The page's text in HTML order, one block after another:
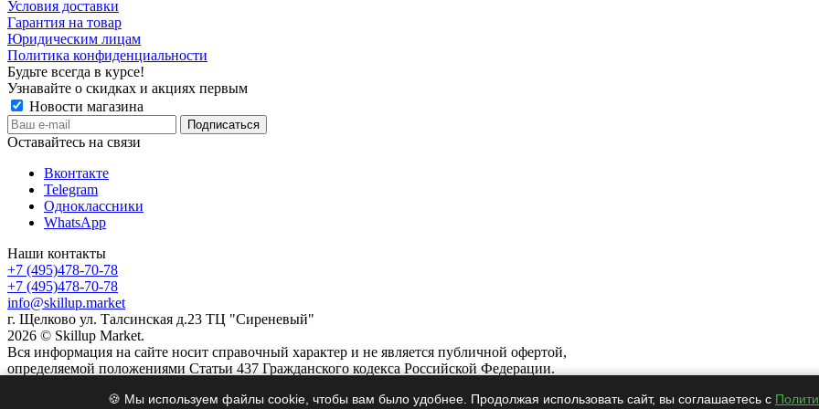
Условия доставки
Гарантия на товар
Юридическим лицам
Политика конфиденциальности
Будьте всегда в курсе!
Узнавайте о скидках и акциях первым
Новости магазина
Оставайтесь на связи
Вконтакте
Telegram
Одноклассники
WhatsApp
Наши контакты
+7 (495)478-70-78
+7 (495)478-70-78
info@skillup.market
г. Щелково ул. Талсинская д.23 ТЦ "Сиреневый"
2026 © Skillup Market.
Вся информация на сайте носит справочный характер и не является публичной офертой,
определяемой положениями Статьи 437 Гражданского кодекса Российской Федерации.
🍪 Мы используем файлы cookie, чтобы вам было удобнее. Продолжая использовать сайт, вы соглашаетесь с